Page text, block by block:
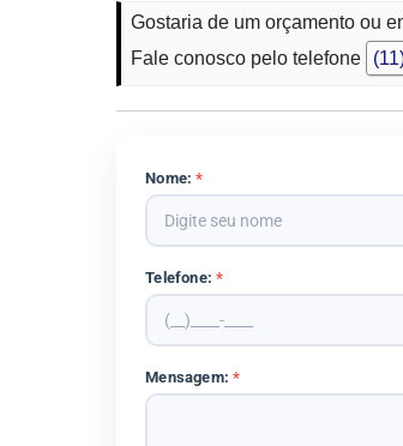
Gostaria de um orçamento ou
Fale conosco pelo telefone
Nome:*
Telefone:*
Mensagem:*